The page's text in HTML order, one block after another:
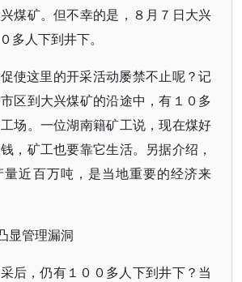
煤矿。但不幸的是，８月７日大兴
多人下到井下。
使这里的开采活动屡禁不止呢？记
区到大兴煤矿的沿途中，有１０多
场。一位湖南籍矿工说，现在煤好
，矿工也要靠它生活。另据介绍，
近百万吨，是当地重要的经济来
显管理漏洞
后，仍有１００多人下到井下？当